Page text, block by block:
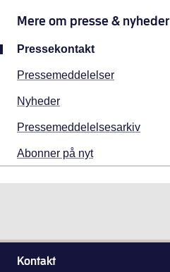
Mere om presse & nyheder
Pressekontakt
Pressemeddelelser
Nyheder
Pressemeddelelsesarkiv
Abonner på nyt
Kontakt